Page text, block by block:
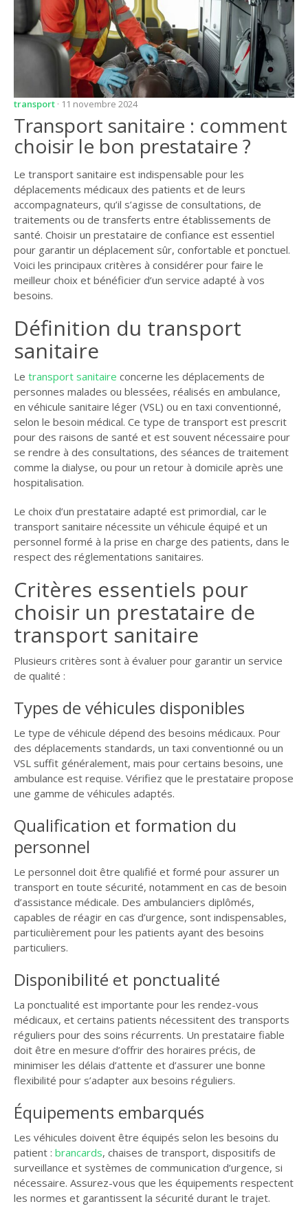
transport · 11 novembre 2024
Transport sanitaire : comment
choisir le bon prestataire ?
Le transport sanitaire est indispensable pour les
déplacements médicaux des patients et de leurs
accompagnateurs, qu’il s’agisse de consultations, de
traitements ou de transferts entre établissements de
santé. Choisir un prestataire de confiance est essentiel
pour garantir un déplacement sûr, confortable et ponctuel.
Voici les principaux critères à considérer pour faire le
meilleur choix et bénéficier d’un service adapté à vos
besoins.
Définition du transport
sanitaire
Le transport sanitaire concerne les déplacements de
personnes malades ou blessées, réalisés en ambulance,
en véhicule sanitaire léger (VSL) ou en taxi conventionné,
selon le besoin médical. Ce type de transport est prescrit
pour des raisons de santé et est souvent nécessaire pour
se rendre à des consultations, des séances de traitement
comme la dialyse, ou pour un retour à domicile après une
hospitalisation.
Le choix d’un prestataire adapté est primordial, car le
transport sanitaire nécessite un véhicule équipé et un
personnel formé à la prise en charge des patients, dans le
respect des réglementations sanitaires.
Critères essentiels pour
choisir un prestataire de
transport sanitaire
Plusieurs critères sont à évaluer pour garantir un service
de qualité :
Types de véhicules disponibles
Le type de véhicule dépend des besoins médicaux. Pour
des déplacements standards, un taxi conventionné ou un
VSL suffit généralement, mais pour certains besoins, une
ambulance est requise. Vérifiez que le prestataire propose
une gamme de véhicules adaptés.
Qualification et formation du
personnel
Le personnel doit être qualifié et formé pour assurer un
transport en toute sécurité, notamment en cas de besoin
d’assistance médicale. Des ambulanciers diplômés,
capables de réagir en cas d’urgence, sont indispensables,
particulièrement pour les patients ayant des besoins
particuliers.
Disponibilité et ponctualité
La ponctualité est importante pour les rendez-vous
médicaux, et certains patients nécessitent des transports
réguliers pour des soins récurrents. Un prestataire fiable
doit être en mesure d’offrir des horaires précis, de
minimiser les délais d’attente et d’assurer une bonne
flexibilité pour s’adapter aux besoins réguliers.
Équipements embarqués
Les véhicules doivent être équipés selon les besoins du
patient : brancards, chaises de transport, dispositifs de
surveillance et systèmes de communication d’urgence, si
nécessaire. Assurez-vous que les équipements respectent
les normes et garantissent la sécurité durant le trajet.